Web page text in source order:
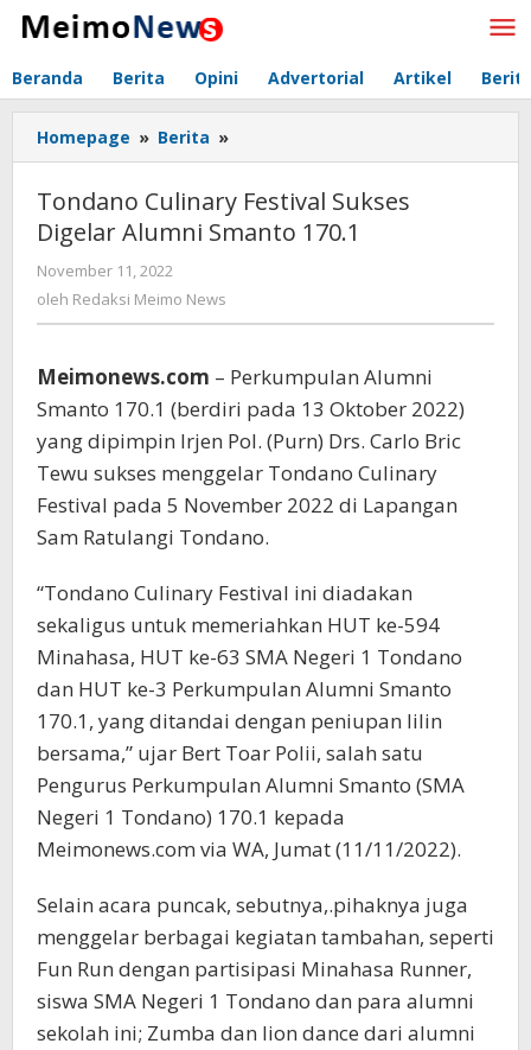
Lewati
Beranda Berita Opini Advertorial Artikel
Homepage » Berita »
Culinary
Sukses
Digelar
Tondano Culinary Festival Sukses
Digelar Alumni Smanto 170.1
November 11, 2022
Redaksi
oleh Redaksi Meimo News
Meimonews.com – Perkumpulan Alumni
Smanto 170.1 (berdiri pada 13 Oktober 2022)
yang dipimpin Irjen Pol. (Purn) Drs. Carlo Bric
Tewu sukses menggelar Tondano Culinary
Festival pada 5 November 2022 di Lapangan
Sam Ratulangi Tondano.
“Tondano Culinary Festival ini diadakan
sekaligus untuk memeriahkan HUT ke-594
Minahasa, HUT ke-63 SMA Negeri 1 Tondano
dan HUT ke-3 Perkumpulan Alumni Smanto
170.1, yang ditandai dengan peniupan lilin
bersama,” ujar Bert Toar Polii, salah satu
Pengurus Perkumpulan Alumni Smanto (SMA
Negeri 1 Tondano) 170.1 kepada
Meimonews.com via WA, Jumat (11/11/2022).
Selain acara puncak, sebutnya,.pihaknya juga
menggelar berbagai kegiatan tambahan, seperti
Fun Run dengan partisipasi Minahasa Runner,
siswa SMA Negeri 1 Tondano dan para alumni
sekolah ini; Zumba dan lion dance dari alumni